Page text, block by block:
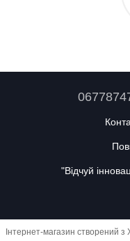
"Відчуй
Інтернет-магазин створений